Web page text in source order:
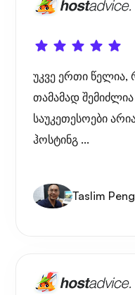
უკვე ერთი წელია,
თამამად
საუკეთესოები
ჰოსტინგ ...
Taslim Peng